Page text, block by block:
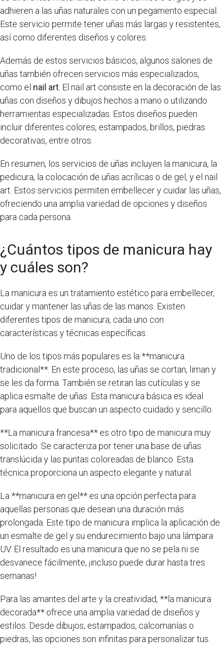
adhieren a las uñas naturales con un pegamento especial.
Este servicio permite tener uñas más largas y resistentes,
así como diferentes diseños y colores.
Además de estos servicios básicos, algunos salones de
uñas también ofrecen servicios más especializados,
como el nail art . El nail art consiste en la decoración de las
uñas con diseños y dibujos hechos a mano o utilizando
herramientas especializadas. Estos diseños pueden
incluir diferentes colores, estampados, brillos, piedras
decorativas, entre otros.
En resumen, los servicios de uñas incluyen la manicura, la
pedicura, la colocación de uñas acrílicas o de gel, y el nail
art. Estos servicios permiten embellecer y cuidar las uñas,
ofreciendo una amplia variedad de opciones y diseños
para cada persona.
¿Cuántos tipos de manicura hay
y cuáles son?
La manicura es un tratamiento estético para embellecer,
cuidar y mantener las uñas de las manos. Existen
diferentes tipos de manicura, cada uno con
características y técnicas específicas.
Uno de los tipos más populares es la **manicura
tradicional**. En este proceso, las uñas se cortan, liman y
se les da forma. También se retiran las cutículas y se
aplica esmalte de uñas. Esta manicura básica es ideal
para aquellos que buscan un aspecto cuidado y sencillo.
**La manicura francesa** es otro tipo de manicura muy
solicitado. Se caracteriza por tener una base de uñas
translúcida y las puntas coloreadas de blanco. Esta
técnica proporciona un aspecto elegante y natural.
La **manicura en gel** es una opción perfecta para
aquellas personas que desean una duración más
prolongada. Este tipo de manicura implica la aplicación de
un esmalte de gel y su endurecimiento bajo una lámpara
UV. El resultado es una manicura que no se pela ni se
desvanece fácilmente, ¡incluso puede durar hasta tres
semanas!
Para las amantes del arte y la creatividad, **la manicura
decorada** ofrece una amplia variedad de diseños y
estilos. Desde dibujos, estampados, calcomanías o
piedras, las opciones son infinitas para personalizar tus